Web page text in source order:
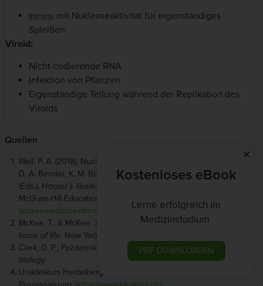
Introns mit Nukleaseaktivität für eigenständiges
Spleißen
Viroid:
Nicht-codierende RNA
Infektion von Pflanzen
Eigenständige Teilung während der Replikation des
Viroids
Quellen
Weil, P. A. (2018). Nucleic acid structure & function. V. W. Rodwell,
D. A. Bender, K. M. Botham, P. J. Kennelly & P. A. Weil
(Eds.), Harper’s illustrated biochemistry, 31e
McGraw-Hill Education.
accessmedicine.mhmedical.com/content.aspx?aid=1160190679
McKee, T., & McKee, J. R. (2009).
Biochemistry: The molecular
basis of life. New York: Oxford University Press.
Clark, D. P., Pazdernik, N., & McGehee, M. (2019).Molecular
biology.
Uniklinikum Heidelberg. Hans-Georg Kräusslich (2007). RNA-
Kostenloses eBook
Lerne erfolgreich im
Medizinstudium
PDF DOWNLOADEN